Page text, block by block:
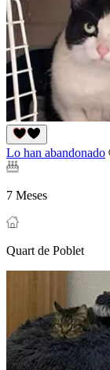
Lo han abandonado
7 Meses
Quart de Poblet